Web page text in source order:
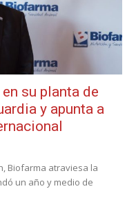
su planta de
y apunta a
Biofarma atraviesa la
un año y medio de